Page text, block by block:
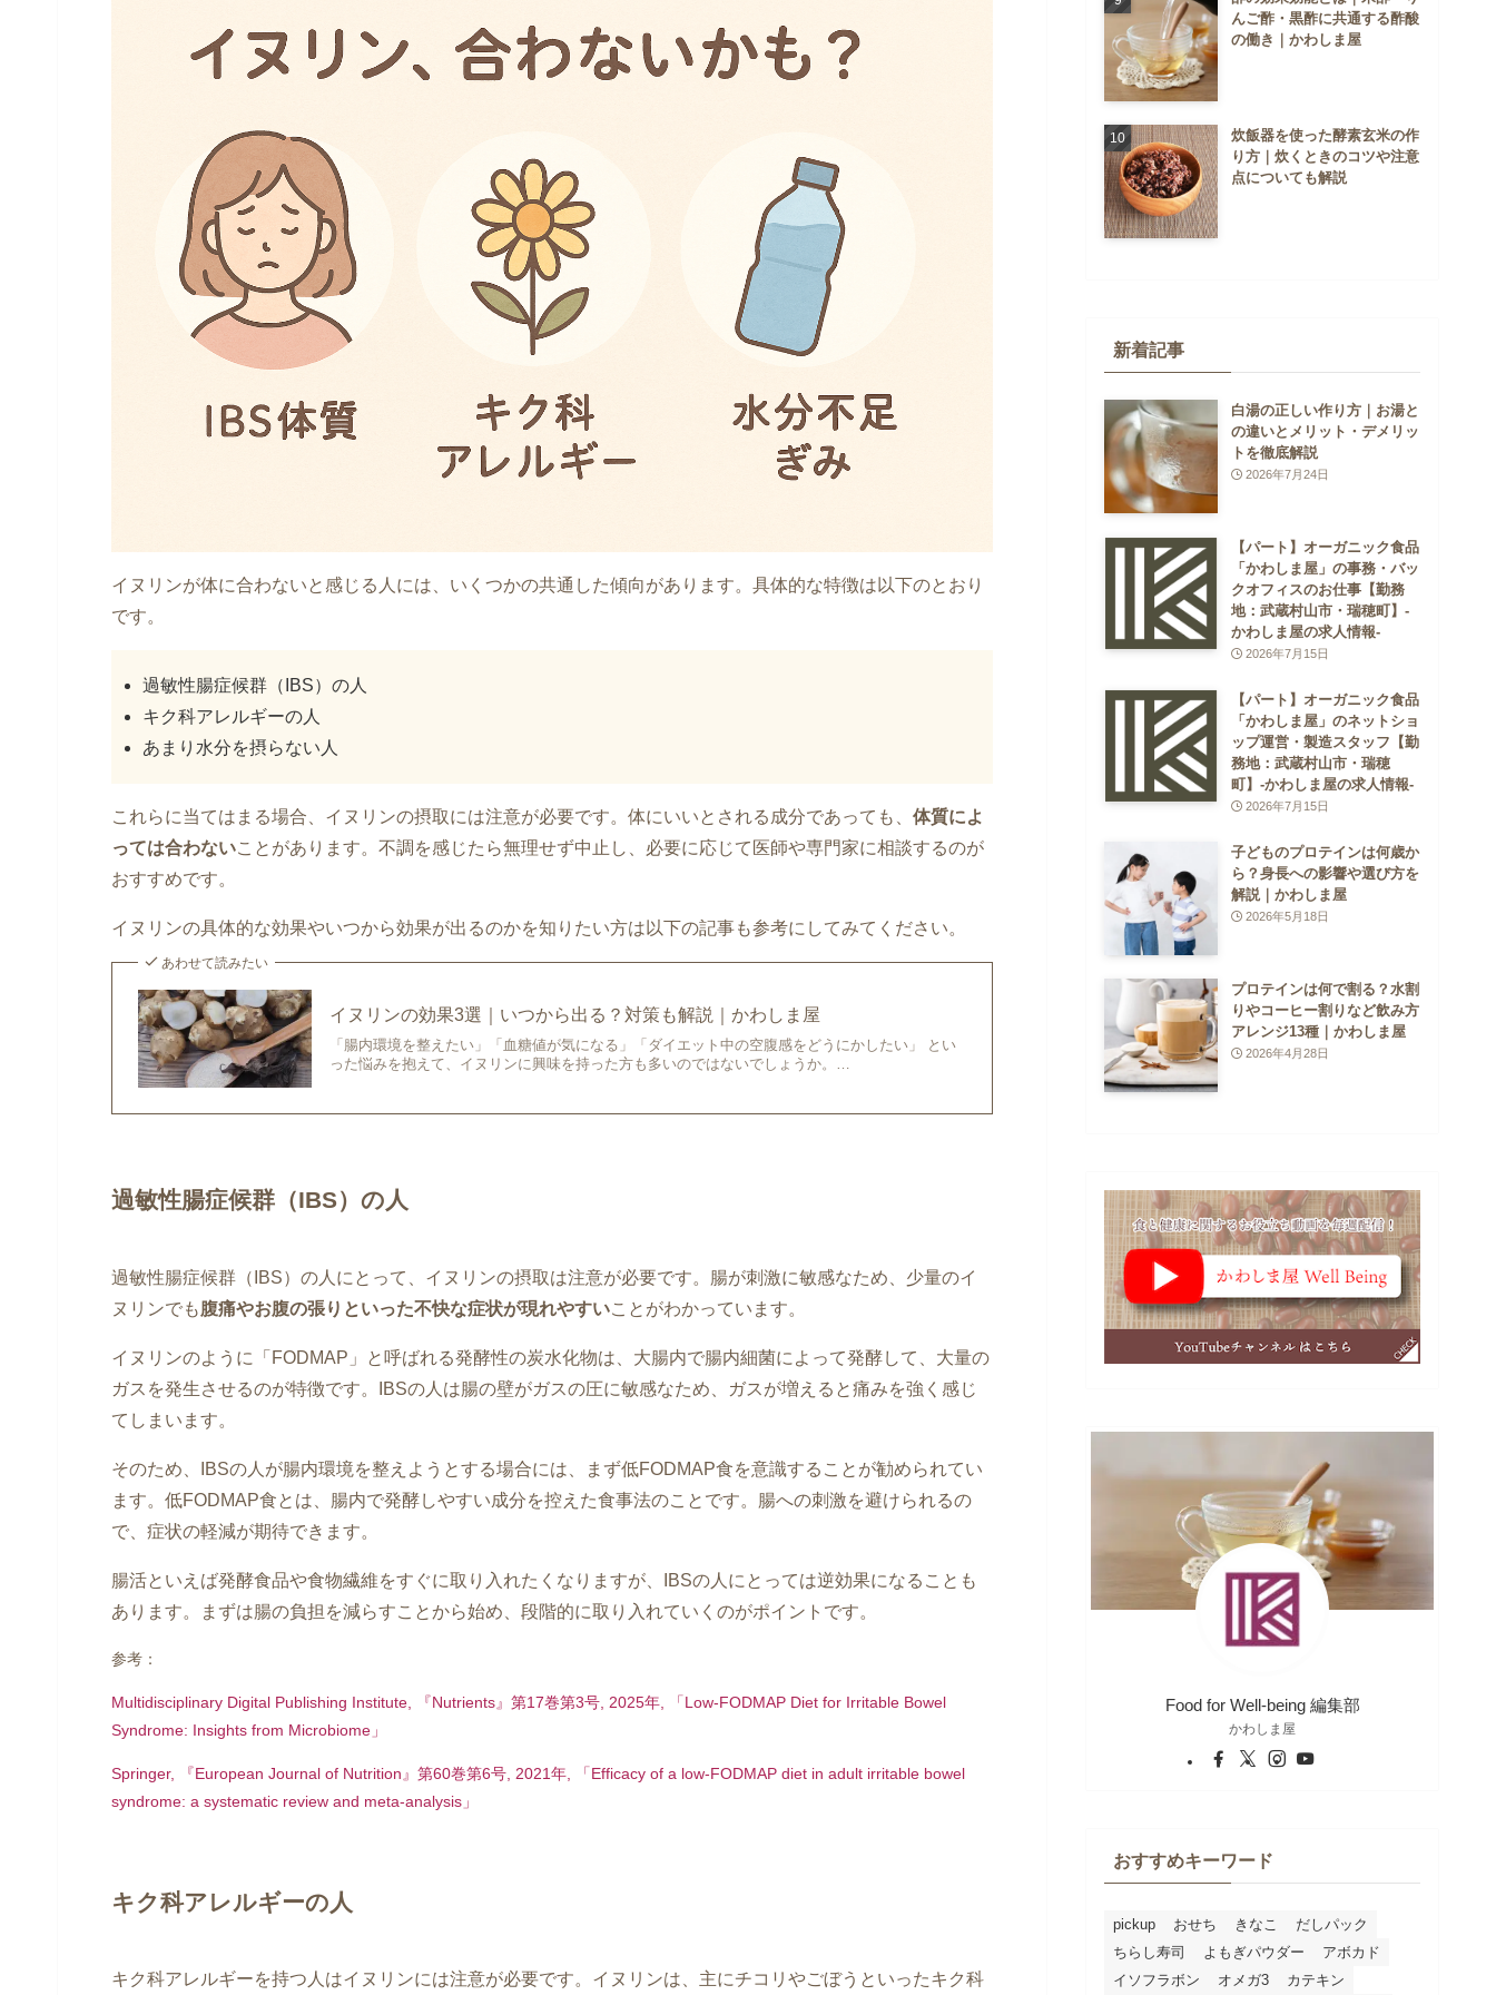
イヌリンが体に合わないと感じる人には、いくつかの共通した傾向があります。具体的な特徴は以下のとおり
です。
過敏性腸症候群（IBS）の人
キク科アレルギーの人
あまり水分を摂らない人
これらに当てはまる場合、イヌリンの摂取には注意が必要です。体にいいとされる成分であっても、 体質によ
っては合わないことがあります。不調を感じたら無理せず中止し、必要に応じて医師や専門家に相談するのが
おすすめです。
イヌリンの具体的な効果やいつから効果が出るのかを知りたい方は以下の記事も参考にしてみてください。
あわせて読みたい
イヌリンの効果3選｜いつから出る？対策も解説｜かわしま屋
「腸内環境を整えたい」「血糖値が気になる」「ダイエット中の空腹感をどうにかしたい」 とい
った悩みを抱えて、イヌリンに興味を持った方も多いのではないでしょうか。…
過敏性腸症候群（IBS）の人
過敏性腸症候群（IBS）の人にとって、イヌリンの摂取は注意が必要です。腸が刺激に敏感なため、少量のイ
ヌリンでも腹痛やお腹の張りといった不快な症状が現れやすいことがわかっています。
イヌリンのように「FODMAP」と呼ばれる発酵性の炭水化物は、大腸内で腸内細菌によって発酵して、大量の
ガスを発生させるのが特徴です。IBSの人は腸の壁がガスの圧に敏感なため、ガスが増えると痛みを強く感じ
てしまいます。
そのため、IBSの人が腸内環境を整えようとする場合には、まず低FODMAP食を意識することが勧められてい
ます。低FODMAP食とは、腸内で発酵しやすい成分を控えた食事法のことです。腸への刺激を避けられるの
で、症状の軽減が期待できます。
腸活といえば発酵食品や食物繊維をすぐに取り入れたくなりますが、IBSの人にとっては逆効果になることも
あります。まずは腸の負担を減らすことから始め、段階的に取り入れていくのがポイントです。
参考：
Multidisciplinary Digital Publishing Institute, 『Nutrients』第17巻第3号, 2025年, 「Low-FODMAP Diet for Irritable Bowel
Syndrome: Insights from Microbiome」
Springer, 『European Journal of Nutrition』第60巻第6号, 2021年, 「Efficacy of a low-FODMAP diet in adult irritable bowel
syndrome: a systematic review and meta-analysis」
キク科アレルギーの人
キク科アレルギーを持つ人はイヌリンには注意が必要です。イヌリンは、主にチコリやごぼうといったキク科
んご酢・黒酢に共通する酢酸
の働き｜かわしま屋
炊飯器を使った酵素玄米の作
り方｜炊くときのコツや注意
点についても解説
新着記事
白湯の正しい作り方｜お湯と
の違いとメリット・デメリッ
トを徹底解説
2026年7月24日
【パート】オーガニック食品
「かわしま屋」の事務・バッ
クオフィスのお仕事【勤務
地：武蔵村山市・瑞穂町】-
かわしま屋の求人情報-
2026年7月15日
【パート】オーガニック食品
「かわしま屋」のネットショ
ップ運営・製造スタッフ【勤
務地：武蔵村山市・瑞穂
町】-かわしま屋の求人情報-
2026年7月15日
子どものプロテインは何歳か
ら？身長への影響や選び方を
解説｜かわしま屋
2026年5月18日
プロテインは何で割る？水割
りやコーヒー割りなど飲み方
アレンジ13種｜かわしま屋
2026年4月28日
Food for Well-being 編集部
かわしま屋
おすすめキーワード
pickup おせち きなこ
だしパック
ちらし寿司
よもぎパウダー
アボカド
イソフラボン
オメガ3 カテキン